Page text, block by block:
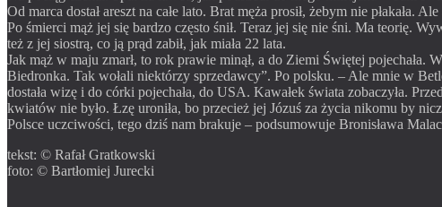
Od marca dostał areszt na całe lato. Brat męża prosił, żebym nie płakała.
Po śmierci mąż jej się bardzo często śnił. Teraz jej się nie śni. Ma teorię.
też z jej siostrą, co ją prąd zabił, jak miała 22 lata.
Jak mąż w maju zmarł, to rok prawie minął, a do Ziemi Świętej pojechała.
Biedronka. Tak wołali niektórzy sprzedawcy”. Po polsku. – Ale mnie w
dostała wizę i do córki pojechała, do USA. Kawałek świata zobaczyła.
kwiatów nie było. Łzę uroniła, bo przecież jej Józuś za życia nikomu by
Polsce uczciwości, tego dziś nam brakuje – podsumowuje Bronisława
tekst: © Rafał Gratkowski
foto: © Bartłomiej Jurecki